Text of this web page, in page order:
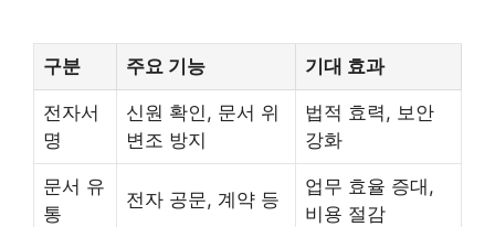
구분 주요 기능 기대 효과
전자서
명
신원 확인, 문서 위
변조 방지
법적 효력, 보안
강화
문서 유
통
전자 공문, 계약 등
업무 효율 증대,
비용 절감